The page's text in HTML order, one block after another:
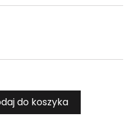
do koszyka